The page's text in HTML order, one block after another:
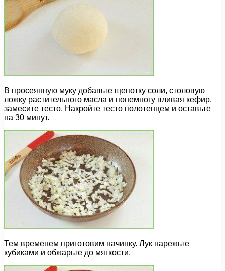
В просеянную муку добавьте щепотку соли, столовую
ложку растительного масла и понемногу вливая кефир,
замесите тесто. Накройте тесто полотенцем и оставьте
на 30 минут.
Тем временем приготовим начинку. Лук нарежьте
кубиками и обжарьте до мягкости.